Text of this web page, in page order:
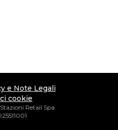
e Note Legali
cookie
Retail Spa